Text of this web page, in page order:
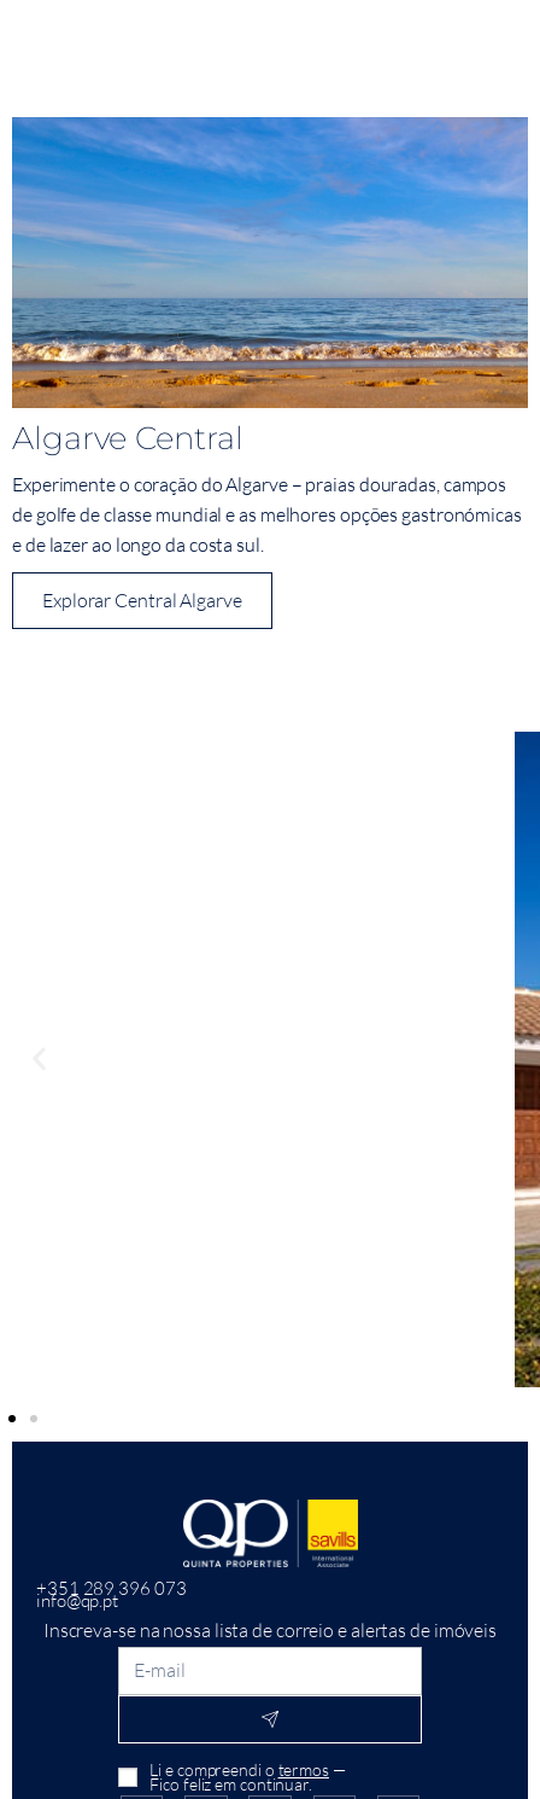
Algarve Central
Experimente o coração do Algarve – praias douradas, campos
de golfe de classe mundial e as melhores opções gastronómicas
e de lazer ao longo da costa sul.
Explorar Central Algarve
+351 289 396 073
info@qp.pt
Inscreva-se na nossa lista de correio e alertas de imóveis
Li e compreendi o termos—
Fico feliz em continuar.